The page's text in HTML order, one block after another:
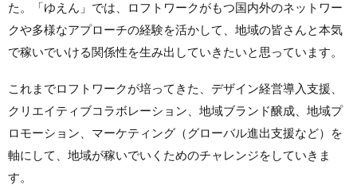
た。「ゆえん」では、ロフトワークがもつ国内外のネットワー
クや多様なアプローチの経験を活かして、地域の皆さんと本気
で稼いでいける関係性を生み出していきたいと思っています。
これまでロフトワークが培ってきた、デザイン経営導入支援、
クリエイティブコラボレーション、地域ブランド醸成、地域プ
ロモーション、マーケティング（グローバル進出支援など）を
軸にして、地域が稼いでいくためのチャレンジをしていきま
す。